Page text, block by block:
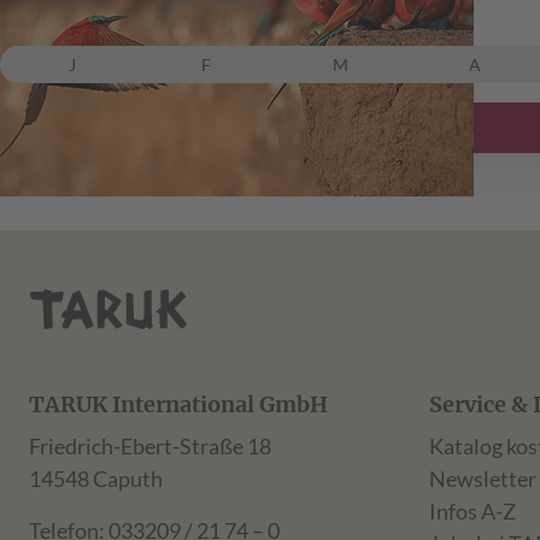
ab 6.599,00 €
J
F M A
TARUK International GmbH
Friedrich-Ebert-Straße 18
14548 Caputh
Telefon: 033209 / 21 74 – 0
Service &
Katalog
Newsletter
Infos A-Z